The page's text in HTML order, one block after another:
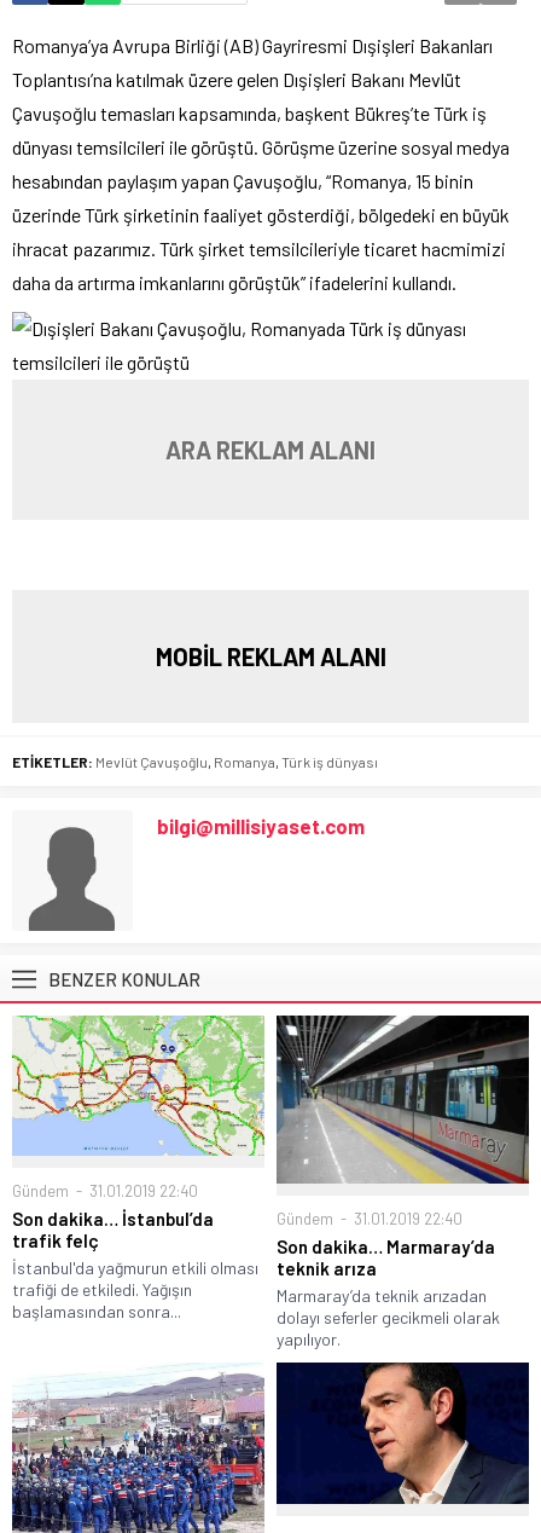
Romanya’ya Avrupa Birliği (AB) Gayriresmi Dışişleri Bakanları
Toplantısı’na katılmak üzere gelen Dışişleri Bakanı Mevlüt
Çavuşoğlu temasları kapsamında, başkent Bükreş’te Türk iş
dünyası temsilcileri ile görüştü. Görüşme üzerine sosyal medya
hesabından paylaşım yapan Çavuşoğlu, “Romanya, 15 binin
üzerinde Türk şirketinin faaliyet gösterdiği, bölgedeki en büyük
ihracat pazarımız. Türk şirket temsilcileriyle ticaret hacmimizi
daha da artırma imkanlarını görüştük” ifadelerini kullandı.
ARA REKLAM ALANI
MOBİL REKLAM ALANI
ETİKETLER: Mevlüt Çavuşoğlu, Romanya, Türk iş dünyası
bilgi@millisiyaset.com
BENZER KONULAR
Gündem 31.01.2019 22:40
Son dakika… İstanbul’da
trafik felç
İstanbul'da yağmurun etkili olması
trafiği de etkiledi. Yağışın
başlamasından sonra...
Gündem 31.01.2019 22:40
Son dakika… Marmaray’da
teknik arıza
Marmaray’da teknik arızadan
dolayı seferler gecikmeli olarak
yapılıyor.